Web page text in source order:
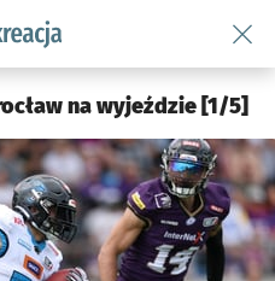
podserwis: Sport i rekreacja
na wyjeździe [1/5]